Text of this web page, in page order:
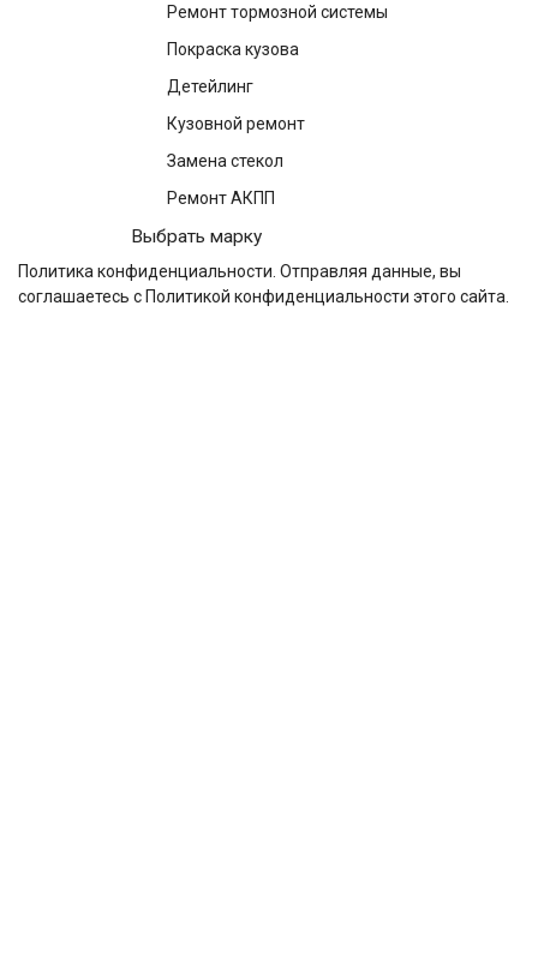
Ремонт тормозной системы
Покраска кузова
Детейлинг
Кузовной ремонт
Замена стекол
Ремонт АКПП
Выбрать марку
Политика конфиденциальности . Отправляя данные, вы
соглашаетесь с Политикой конфиденциальности этого сайта.